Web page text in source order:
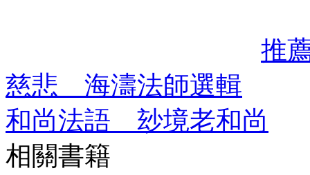
推
慈悲 海濤法師選輯
和尚法語 玅境老和尚
相關書籍